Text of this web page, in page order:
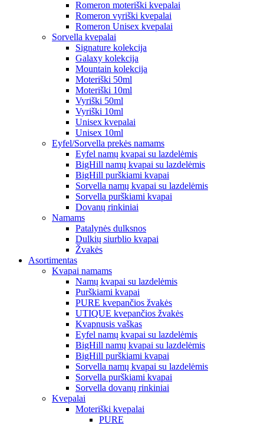
Romeron moteriški kvepalai
Romeron vyriški kvepalai
Romeron Unisex kvepalai
Sorvella kvepalai
Signature kolekcija
Galaxy kolekcija
Mountain kolekcija
Moteriški 50ml
Moteriški 10ml
Vyriški 50ml
Vyriški 10ml
Unisex kvepalai
Unisex 10ml
Eyfel/Sorvella prekės namams
Eyfel namų kvapai su lazdelėmis
BigHill namų kvapai su lazdelėmis
BigHill purškiami kvapai
Sorvella namų kvapai su lazdelėmis
Sorvella purškiami kvapai
Dovanų rinkiniai
Namams
Patalynės dulksnos
Dulkių siurblio kvapai
Žvakės
Asortimentas
Kvapai namams
Namų kvapai su lazdelėmis
Purškiami kvapai
PURE kvepančios žvakės
UTIQUE kvepančios žvakės
Kvapnusis vaškas
Eyfel namų kvapai su lazdelėmis
BigHill namų kvapai su lazdelėmis
BigHill purškiami kvapai
Sorvella namų kvapai su lazdelėmis
Sorvella purškiami kvapai
Sorvella dovanų rinkiniai
Kvepalai
Moteriški kvepalai
PURE